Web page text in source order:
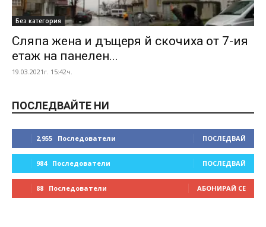
Без категория
Сляпа жена и дъщеря й скочиха от 7-ия
етаж на панелен...
19.03.2021г. 15:42ч.
ПОСЛЕДВАЙТЕ НИ
2,955 Последователи ПОСЛЕДВАЙ
984 Последователи ПОСЛЕДВАЙ
88 Последователи АБОНИРАЙ СЕ